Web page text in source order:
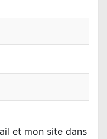
et mon site dans